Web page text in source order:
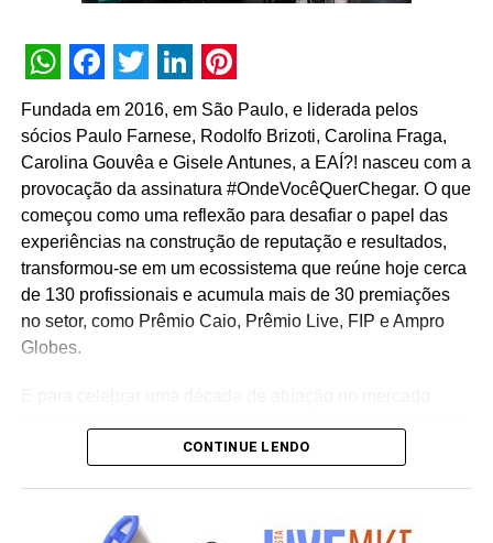
WhatsApp
Facebook
Twitter
LinkedIn
Pinterest
Fundada em 2016, em São Paulo, e liderada pelos
sócios Paulo Farnese, Rodolfo Brizoti, Carolina Fraga,
Carolina Gouvêa e Gisele Antunes, a EAÍ?! nasceu com a
provocação da assinatura #OndeVocêQuerChegar. O que
começou como uma reflexão para desafiar o papel das
experiências na construção de reputação e resultados,
transformou-se em um ecossistema que reúne hoje cerca
de 130 profissionais e acumula mais de 30 premiações
no setor, como Prêmio Caio, Prêmio Live, FIP e Ampro
Globes.
do live marketing e da comunicação corporativa, a
iniciativa reflete a premissa de que cada projeto, mesmo
CONTINUE LENDO